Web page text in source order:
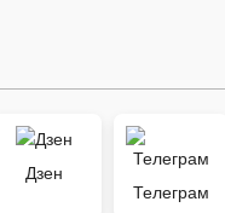
Дзен
Телеграм